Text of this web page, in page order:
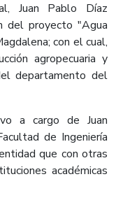
Juan Pablo Díaz
del proyecto "Agua
con el cual,
agropecuaria y
departamento del
a cargo de Juan
de Ingeniería
que con otras
académicas